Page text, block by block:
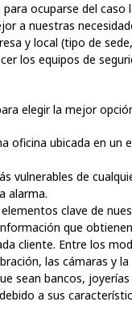
ocuparse del caso
a nuestras
y local (tipo de
los equipos de
elegir la mejor
oficina ubicada en un
vulnerables de
alarma.
clave de
que
cliente. Entre los
las cámaras y la
sean bancos,
a sus